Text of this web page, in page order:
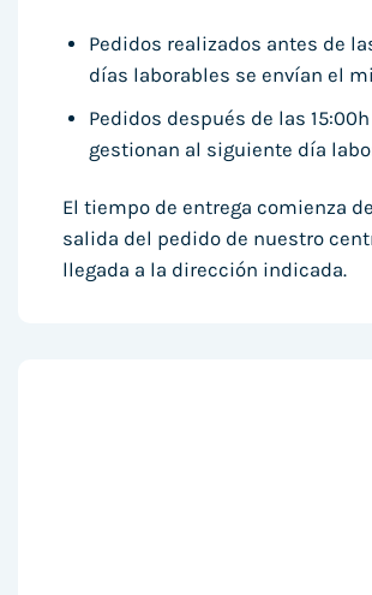
Pedidos realizados antes de
días laborables se envían el
Pedidos después de las
gestionan al siguiente día
El tiempo de entrega comienza
salida del pedido de nuestro
llegada a la dirección indicada.